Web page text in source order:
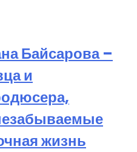
Байсарова –
и
жизнь